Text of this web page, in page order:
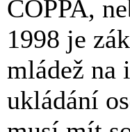
COPPA,
1998 je
mládež na
ukládání